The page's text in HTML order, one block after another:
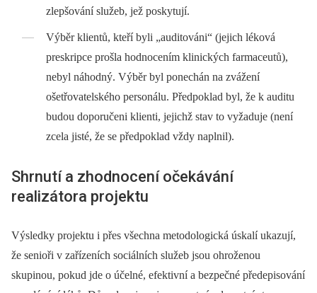
zlepšování služeb, jež poskytují.
Výběr klientů, kteří byli „auditováni“ (jejich léková
preskripce prošla hodnocením klinických farmaceutů),
nebyl náhodný. Výběr byl ponechán na zvážení
ošetřovatelského personálu. Předpoklad byl, že k auditu
budou doporučeni klienti, jejichž stav to vyžaduje (není
zcela jisté, že se předpoklad vždy naplnil).
Shrnutí a zhodnocení očekávání
realizátora projektu
Výsledky projektu i přes všechna metodologická úskalí ukazují,
že senioři v zařízeních sociálních služeb jsou ohroženou
skupinou, pokud jde o účelné, efektivní a bezpečné předepisování